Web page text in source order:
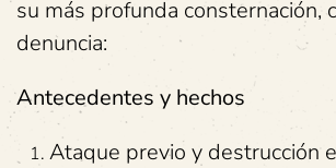
su más profunda consternación,
denuncia:
Antecedentes y hechos
Ataque previo y destrucción